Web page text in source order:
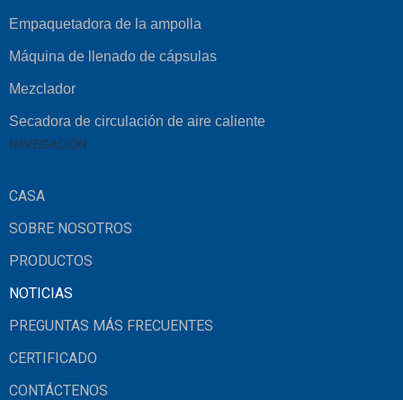
Empaquetadora de la ampolla
Máquina de llenado de cápsulas
Mezclador
Secadora de circulación de aire caliente
NAVEGACIÓN
CASA
SOBRE NOSOTROS
PRODUCTOS
NOTICIAS
PREGUNTAS MÁS FRECUENTES
CERTIFICADO
CONTÁCTENOS